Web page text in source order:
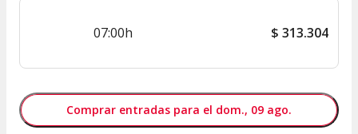
07:00h $ 313.304
Comprar entradas para el dom., 09 ago.